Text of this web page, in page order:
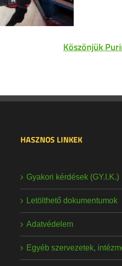
Köszönjük
HASZNOS LINKEK
Gyakori kérdések (GY.I.K.)
Letölthető dokumentumok
Adatvédelem
Egyéb szervezetek,